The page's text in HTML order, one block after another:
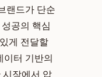
랜드가 단순
공의 핵심
게 전달할
이터 기반의
시장에서 압